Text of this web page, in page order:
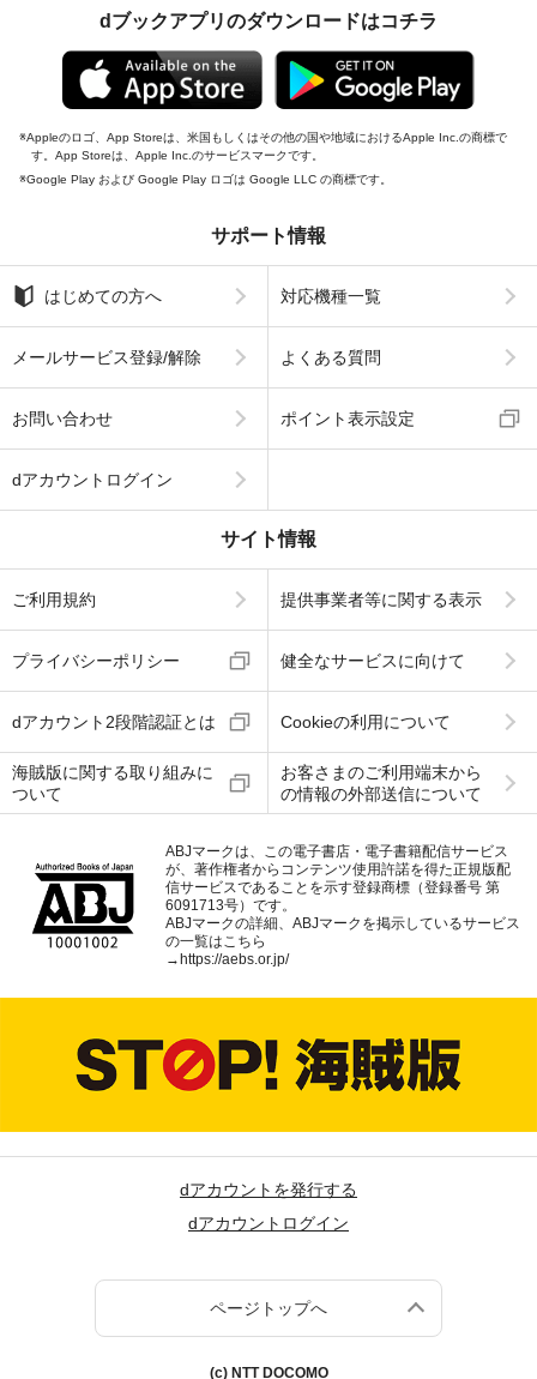
dブックアプリのダウンロードはコチラ
Appleのロゴ、App Storeは、米国もしくはその他の国や地域におけるApple Inc.の商標で
す。App Storeは、Apple Inc.のサービスマークです。
Google Play および Google Play ロゴは Google LLC の商標です。
サポート情報
はじめての方へ 対応機種一覧
メールサービス登録/解除 よくある質問
お問い合わせ ポイント表示設定
dアカウントログイン
サイト情報
ご利用規約 提供事業者等に関する表示
プライバシーポリシー 健全なサービスに向けて
dアカウント2段階認証とは Cookieの利用について
海賊版に関する取り組みに
ついて
お客さまのご利用端末から
の情報の外部送信について
ABJマークは、この電子書店・電子書籍配信サービス
が、著作権者からコンテンツ使用許諾を得た正規版配
信サービスであることを示す登録商標（登録番号 第
6091713号）です。
ABJマークの詳細、ABJマークを掲示しているサービス
の一覧はこちら
→https://aebs.or.jp/
dアカウントを発行する
dアカウントログイン
ページトップへ
(c) NTT DOCOMO